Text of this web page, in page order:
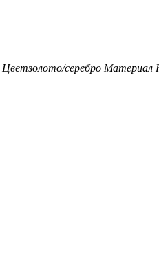
Цветзолото/серебро Материал